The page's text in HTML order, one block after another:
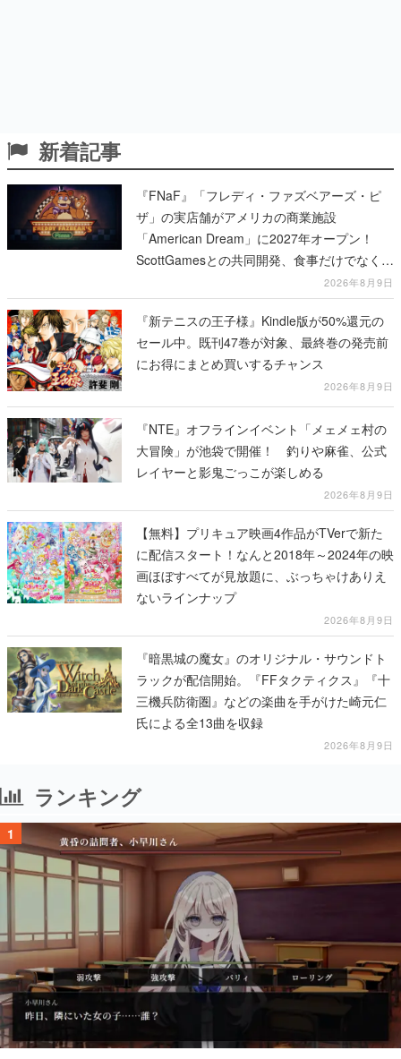
新着記事
『FNaF』「フレディ・ファズベアーズ・ピ
ザ」の実店舗がアメリカの商業施設
「American Dream」に2027年オープン！
ScottGamesとの共同開発、食事だけでなくス
テージショーや没入型のホラー体験も楽しめ
る
2026年8月9日
『新テニスの王子様』Kindle版が50%還元の
セール中。既刊47巻が対象、最終巻の発売前
にお得にまとめ買いするチャンス
2026年8月9日
『NTE』オフラインイベント「メェメェ村の
大冒険」が池袋で開催！ 釣りや麻雀、公式
レイヤーと影鬼ごっこが楽しめる
2026年8月9日
【無料】プリキュア映画4作品がTVerで新た
に配信スタート！なんと2018年～2024年の映
画ほぼすべてが見放題に、ぶっちゃけありえ
ないラインナップ
2026年8月9日
『暗黒城の魔女』のオリジナル・サウンドト
ラックが配信開始。『FFタクティクス』『十
三機兵防衛圏』などの楽曲を手がけた崎元仁
氏による全13曲を収録
2026年8月9日
ランキング
1